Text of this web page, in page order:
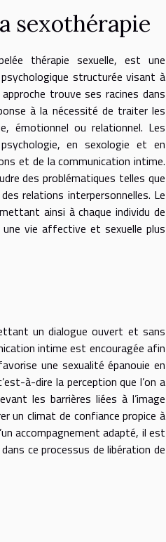
sexothérapie
thérapie sexuelle, est une
structurée visant à
trouve ses racines dans
à la nécessité de traiter les
émotionnel ou relationnel. Les
en sexologie et en
et de la communication intime.
des problématiques telles que
relations interpersonnelles. Le
ainsi à chaque individu de
vie affective et sexuelle plus
un dialogue ouvert et sans
intime est encouragée afin
une sexualité épanouie en
à-dire la perception que l’on a
les barrières liées à l’image
un climat de confiance propice à
accompagnement adapté, il est
ce processus de libération de